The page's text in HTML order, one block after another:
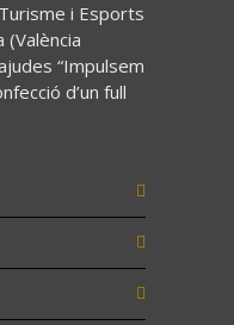
i Esports
(València
“Impulsem
d’un full